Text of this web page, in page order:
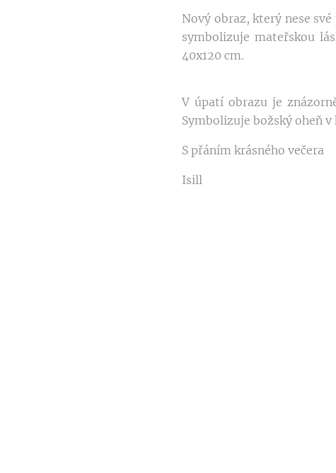
Nový obraz, který nese
symbolizuje mateřskou
40x120 cm.
V úpatí obrazu je
Symbolizuje božský oheň
S přáním krásného večera
Isill